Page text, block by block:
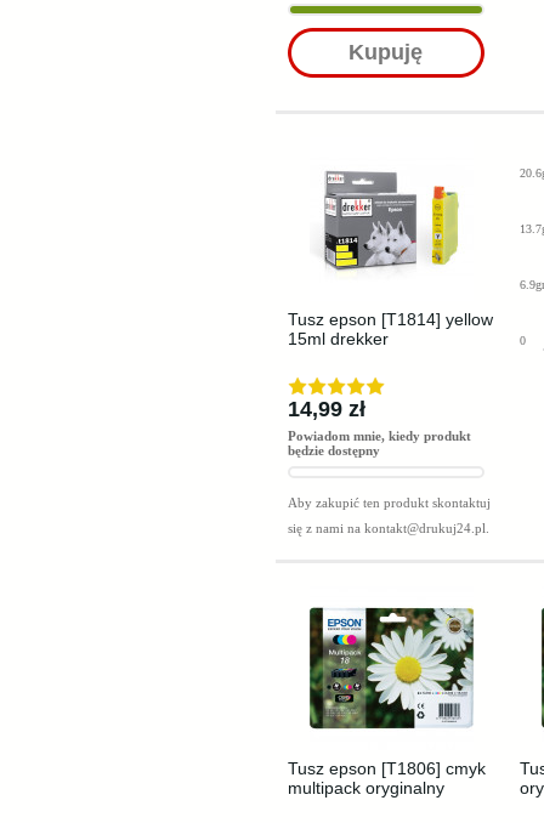
Kupuję
Tusz epson [T1814] yellow
15ml drekker
14,99 zł
Powiadom mnie, kiedy produkt
będzie dostępny
Aby zakupić ten produkt skontaktuj
się z nami na kontakt@drukuj24.pl
6.9gr
0
Tusz epson [T1806] cmyk
multipack oryginalny